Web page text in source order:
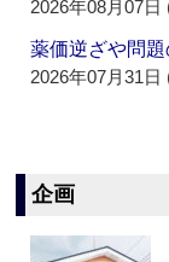
2026年08月07日
薬価逆ざや問
2026年07月31日
企画